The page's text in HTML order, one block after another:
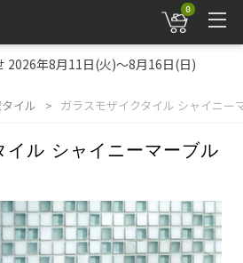
0
2026年8月11日(火)～8月16日(日)
イル ガラスモザイクタイル シャイニー
イル シャイニーマーブル